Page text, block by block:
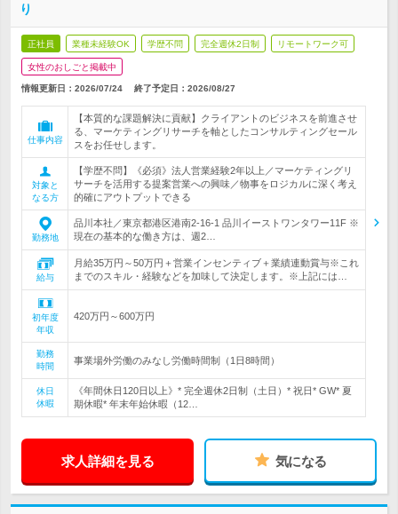
り
正社員 業種未経験OK 学歴不問 完全週休2日制 リモートワーク可
女性のおしごと掲載中
情報更新日：2026/07/24 終了予定日： 2026/08/27
仕事内容
【本質的な課題解決に貢献】クライアントのビジネスを前進させ
る、マーケティングリサーチを軸としたコンサルティングセール
スをお任せします。
対象と
なる方
【学歴不問】《必須》法人営業経験2年以上／マーケティングリ
サーチを活用する提案営業への興味／物事をロジカルに深く考え
的確にアウトプットできる
勤務地
品川本社／東京都港区港南2-16-1 品川イーストワンタワー11F ※
現在の基本的な働き方は、週2…
給与
月給35万円～50万円＋営業インセンティブ＋業績連動賞与※これ
までのスキル・経験などを加味して決定します。※上記には…
初年度
年収
420万円～600万円
勤務
時間
事業場外労働のみなし労働時間制（1日8時間）
休日
休暇
《年間休日120日以上》* 完全週休2日制（土日）* 祝日* GW* 夏
期休暇* 年末年始休暇（12…
求人詳細を見る 気になる